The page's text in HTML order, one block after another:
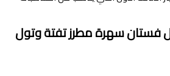
فستان سهرة مطرز تفتة وتول